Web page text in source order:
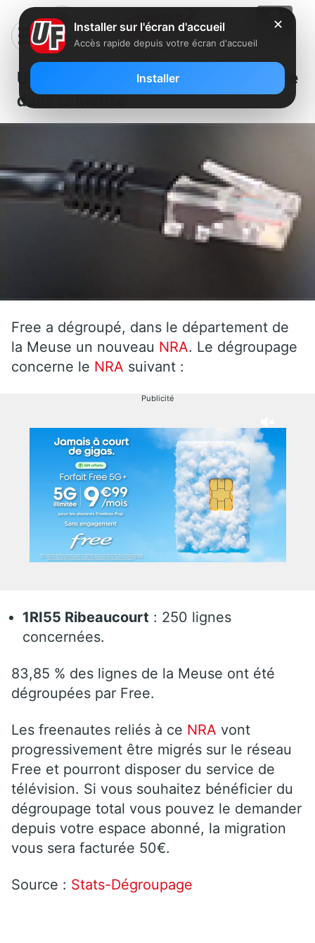
Un nouveau NRA dégroupé par Free
dans la Meuse
Free a dégroupé, dans le département de
la Meuse un nouveau NRA. Le dégroupage
concerne le NRA suivant :
Publicité
1RI55 Ribeaucourt : 250 lignes
concernées.
83,85 % des lignes de la Meuse ont été
dégroupées par Free.
Les freenautes reliés à ce NRA vont
progressivement être migrés sur le réseau
Free et pourront disposer du service de
télévision. Si vous souhaitez bénéficier du
dégroupage total vous pouvez le demander
depuis votre espace abonné, la migration
vous sera facturée 50€.
Source : Stats-Dégroupage
✕
Installer sur l'écran d'accueil
Accès rapide depuis votre écran d'accueil
Installer